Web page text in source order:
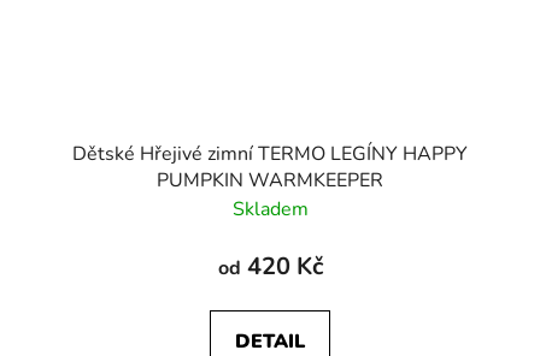
Dětské Hřejivé zimní TERMO LEGÍNY HAPPY
PUMPKIN WARMKEEPER
Skladem
od 420 Kč
DETAIL